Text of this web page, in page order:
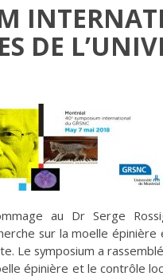
DE
au Dr Serge
sur la moelle
Le symposium a
épinière et le contrôle